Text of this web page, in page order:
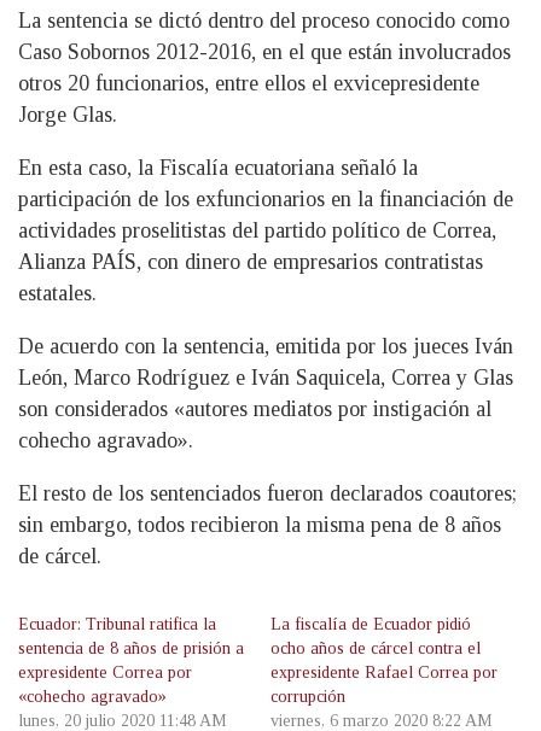
La sentencia se dictó dentro del proceso conocido como
Caso Sobornos 2012-2016, en el que están involucrados
otros 20 funcionarios, entre ellos el exvicepresidente
Jorge Glas.
En esta caso, la Fiscalía ecuatoriana señaló la
participación de los exfuncionarios en la financiación de
actividades proselitistas del partido político de Correa,
Alianza PAÍS, con dinero de empresarios contratistas
estatales.
De acuerdo con la sentencia, emitida por los jueces Iván
León, Marco Rodríguez e Iván Saquicela, Correa y Glas
son considerados «autores mediatos por instigación al
cohecho agravado».
El resto de los sentenciados fueron declarados coautores;
sin embargo, todos recibieron la misma pena de 8 años
de cárcel.
Ecuador: Tribunal ratifica la
sentencia de 8 años de prisión a
expresidente Correa por
«cohecho agravado»
lunes, 20 julio 2020 11:48 AM
La fiscalía de Ecuador pidió
ocho años de cárcel contra el
expresidente Rafael Correa por
corrupción
viernes, 6 marzo 2020 8:22 AM